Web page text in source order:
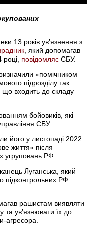
13 років ув’язнення з
, який допомагав
році, повідомляє СБУ.
«помічником
підрозділу так
що входить до складу
бойовиків, які
СБУ.
його у листопаді 2022
життя» після
угруповань РФ.
Луганська, який
підконтрольних РФ
рашистам виявляти
та ув’язнювати їх до
агресора.